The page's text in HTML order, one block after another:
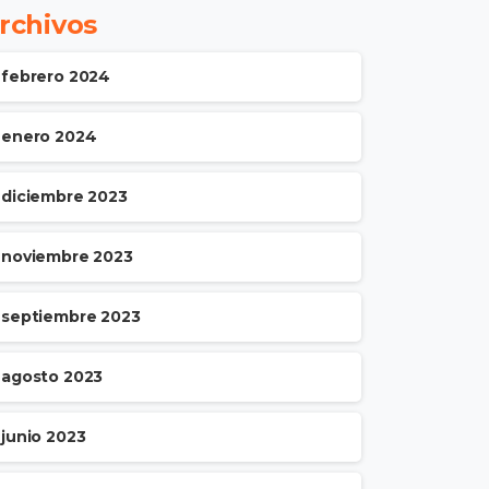
febrero 2024
enero 2024
diciembre 2023
noviembre 2023
septiembre 2023
agosto 2023
junio 2023